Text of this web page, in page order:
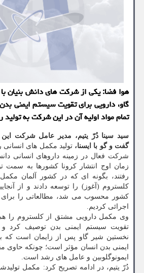
هوا فضا: یکی از شرکت های دانش بنیان
گاو، دارویی برای تقویت سیستم ایمنی
تمام مواد اولیه آن در این شرکت به
سید سینا دُرّ یتیم، مدیر عامل شرکت
گفت و گو با ایسنا،تولید مکمل های
شرکت فعال در زمینه داروهای انسانی
زمان اوج انتشار کرونا کشورها به سمت
رفتند، بگونه ای که در کشور آلمان
کلستروم (آغوز) را توسعه دادند و از
کشور محسوب می شد، مطالعاتی را برای
اجرائی کردیم.
وی مکمل دارویی مشتق از کلستروم را
تقویت سیستم ایمنی بدن توصیف کرد و
نخستین شیر گاو پس از زایمان است که
ایمنی بدن انسان مؤثر است؛ چونکه حاوی
ایمونوگلوبین و عامل های رشد است.
دُرّ یتیم، در ادامه تصریح کرد: مکمل